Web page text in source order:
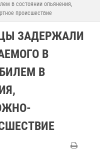
в состоянии опьянения,
происшествие
ЗАДЕРЖАЛИ
В
В